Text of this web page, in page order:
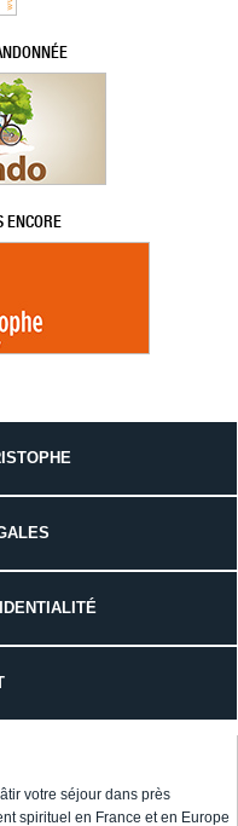
ENCORE
votre séjour dans près
spirituel en France et en Europe